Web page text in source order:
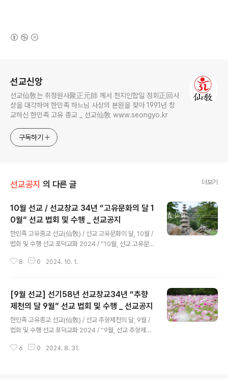
선교신앙
선교仙敎는 취정원사聚正元師 께서 천지인합일 정회正回사
상을 대각하여 한민족 하느님 사상의 본원을 찾아 1991년 창
교하신 한민족 고유 종교 _ 선교仙敎 www.seongyo.kr
구독하기
선교공지 의 다른 글 더보기
10월 선교 / 선교창교 34년 “고유문화의 달 1
0월” 선교 법회 및 수행 _ 선교공지
한민족 고유종교 선교(仙敎) / 선교 고유문화의 달, 10월 /
법회 및 수행 선교 포덕교화 2024 / “10월, 선교 고유문화
교34년(33주년) / 내 마음속 하느님성전, 선리 삼천삼백
命 환인(桓因) 하느님의 향훈(嚮暈)과 선교 교조(仙敎敎
祖) 취정원사(聚正元師)님의 교화(敎化) 아래, 선교(仙
敎) 수행대중과 선교인 모두 “내 마음속 하느님성전”에서
“천지인합일 신성회복”을 이룹니다.출처: www.seongy
o.kr/notice [仙敎] 선교 공지ㅣ선교 仙敎선교공지, 개
천절, 선교창교 34년, 취정원사, 고유문화, 10월 선교, 가
8 0 2024. 10. 1.
[9월 선교] 선기58년 선교창교34년 “추향
제천의 달 9월” 선교 법회 및 수행 _ 선교공지
한민족 고유종교 선교(仙敎) / 선교 추향제천의 달, 9월 /
법회 및 수행 선교 포덕교화 2024 / “9월, 선교 추향제천
교34년(33주년) / 내 마음속 하느님성전, 선리 삼천삼백
6 0 2024. 8. 31.